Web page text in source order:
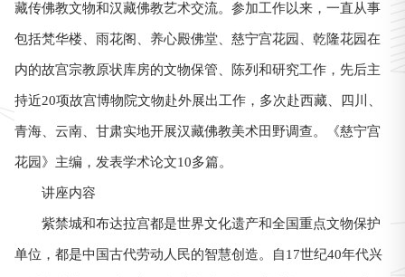
藏传佛教文物和汉藏佛教艺术交流。参加工作以来，一直从事
包括梵华楼、雨花阁、养心殿佛堂、慈宁宫花园、乾隆花园在
内的故宫宗教原状库房的文物保管、陈列和研究工作，先后主
持近20项故宫博物院文物赴外展出工作，多次赴西藏、四川、
青海、云南、甘肃实地开展汉藏佛教美术田野调查。《慈宁宫
花园》主编，发表学术论文10多篇。
讲座内容
紫禁城和布达拉宫都是世界文化遗产和全国重点文物保护
单位，都是中国古代劳动人民的智慧创造。自17世纪40年代兴